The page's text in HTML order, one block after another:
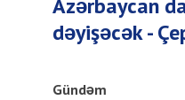
Azərbaycan
dəyişəcək -
Gündəm